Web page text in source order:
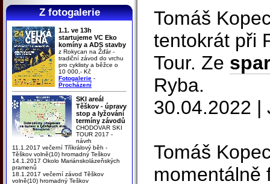
Z fotogalerie
1.1. ve 13h
startujeme VC Eko
komíny a ADS stavby
z Rokycan na Žďár -
tradiční závod do vrchu
pro cyklisty a běžce o
10 000,- Kč
Fotogalerie -
Procházení
SKI areál
Těškov - úpravy
stop a lyžování
termíny závodů
CHODOVAR SKI
TOUR 2017 -
návrh
11.1.2017 večerní Tříkrálový běh -
Těškov volně(10) hromadný Teškov
14.1.2017 Okolo Mariánskolázeňských
pramenů
18.1.2017 večerní závod Těškov
volně(10) hromadný Teškov
Tomáš
tentokrát při
Tour. Ze
Ryba.
30.04.2022 |
Tomáš
momentálně